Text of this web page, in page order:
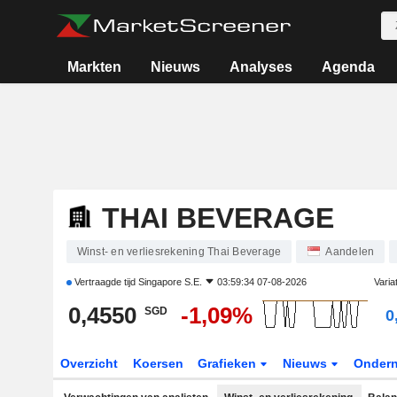
Markten Nieuws Analyses Agenda
THAI BEVERAGE
Winst- en verliesrekening Thai Beverage Aandelen
Vertraagde tijd Singapore S.E. 03:59:34 07-08-2026
0,4550 SGD -1,09%
Overzicht Koersen Grafieken Nieuws